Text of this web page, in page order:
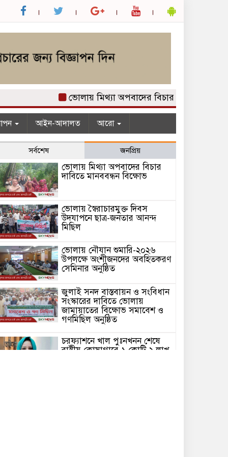
ভোলায় মিথ্যা অপবাদের বিচার দাবিতে মানববন্ধন
আইন-আদালত আরো
সর্বশেষ জনপ্রিয়
ভোলায় মিথ্যা অপবাদের বিচার
দাবিতে মানববন্ধন বিক্ষোভ
ভোলায় স্বৈরাচারমুক্ত দিবস
উদযাপনে ছাত্র-জনতার আনন্দ
মিছিল
ভোলায় নৌযান শুমারি-২০২৬
উপলক্ষে অংশীজনদের অবহিতকরণ
সেমিনার অনুষ্ঠিত
জুলাই সনদ বাস্তবায়ন ও সংবিধান
সংস্কারের দাবিতে ভোলায়
জামায়াতের বিক্ষোভ সমাবেশ ও
গণমিছিল অনুষ্ঠিত
চরফ্যাশনে খাল পুঃনখনন শেষে
রাষ্ট্রীয় কোষাগারে ১ কোটি ২ লাখ